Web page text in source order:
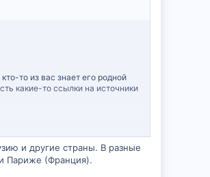
то из вас знает его родной
какие-то ссылки на источники
и другие страны. В разные
Париже (Франция).